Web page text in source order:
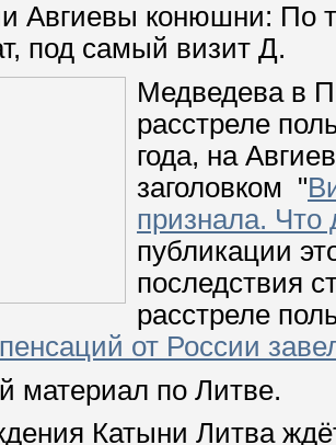
Авгиевы конюшни: По
под самый визит Д.
Медведева в
расстреле
года, на
заголовком "
признала. Что
публикации
последствия
расстреле
от России
материал по Литве.
Катыни Литва